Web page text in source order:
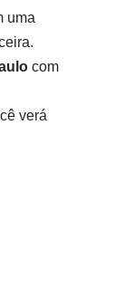
uma
com
verá